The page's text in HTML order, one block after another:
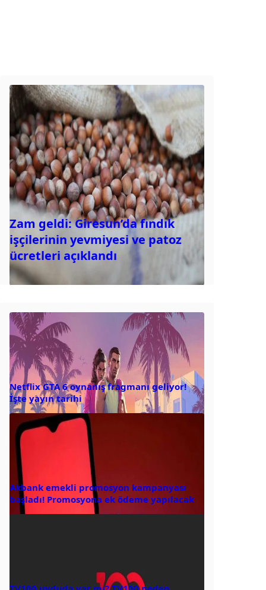
Zam geldi: Giresun’da fındık
işçilerinin yevmiyesi ve patoz
ücretleri açıklandı
Netflix GTA 6 oynanış fragmanı geliyor!
İşte yayın tarihi
Akbank emekli promosyon kampanyası
başladı! Promosyona ek ödeme yapılacak